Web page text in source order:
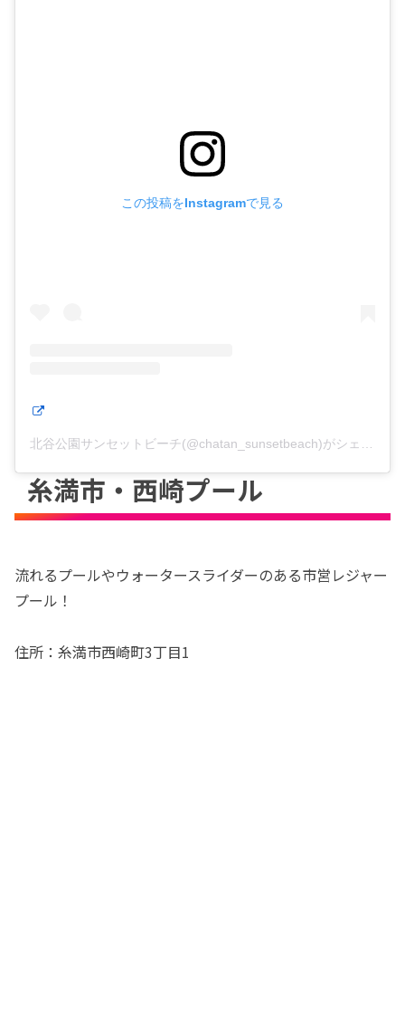
この投稿をInstagramで見る
糸満市・西崎プール
流れるプールやウォータースライダーのある市営レジャー
プール！
住所：糸満市西崎町3丁目1